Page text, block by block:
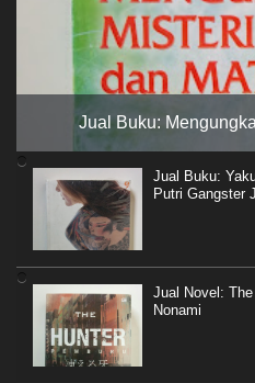
Jual Buku:
Jual Buku:
Putri Gangster
Jual Novel:
Nonami